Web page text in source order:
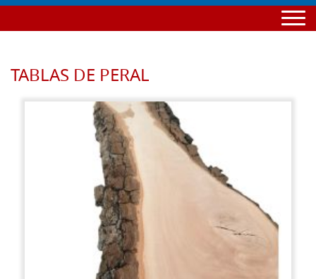
TABLAS DE PERAL